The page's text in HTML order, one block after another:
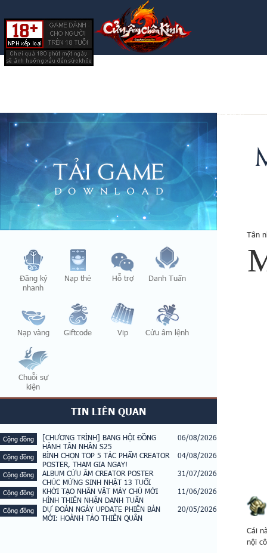
Đăng ký
nhanh
Nạp thẻ Hỗ trợ Danh Tuấn
Nạp vàng Giftcode Vip Cửu âm lệnh
Chuỗi sự
kiện
TIN LIÊN QUAN
Cộng đồng
[CHƯƠNG TRÌNH] BANG HỘI ĐỒNG
HÀNH TÂN NHÂN S25
06/08/2026
Cộng đồng
BÌNH CHỌN TOP 5 TÁC PHẨM CREATOR
POSTER, THAM GIA NGAY!
04/08/2026
Cộng đồng
ALBUM CỬU ÂM CREATOR POSTER
CHÚC MỪNG SINH NHẬT 13 TUỔI
31/07/2026
Cộng đồng
KHỞI TẠO NHÂN VẬT MÁY CHỦ MỚI
HÌNH THIÊN NHẬN DANH TUẤN
11/06/2026
Cộng đồng
DỰ ĐOÁN NGÀY UPDATE PHIÊN BẢN
MỚI: HOÀNH TẢO THIÊN QUÂN
20/05/2026
Tân
Cái
nội